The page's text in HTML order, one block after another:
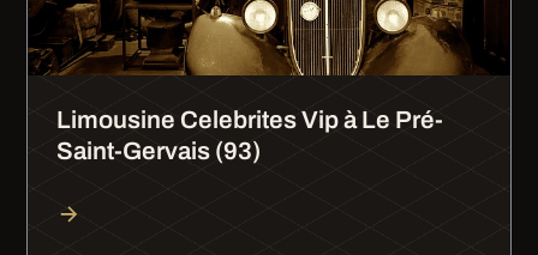
Limousine Celebrites Vip à Le Pré-
Saint-Gervais (93)